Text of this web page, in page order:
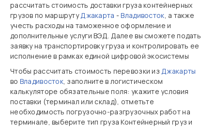
рассчитать стоимость доставки груза контейнерных
грузов по маршрутуДжакарта -Владивосток, а также
учесть расходы на таможенное оформление и
дополнительные услуги ВЭД. Далее вы сможете подать
заявку на транспортировку груза и контролировать ее
исполнение в рамках единой цифровой экосистемы
Чтобы рассчитать стоимость перевозки изДжакарты
во Владивосток, заполните в логистическом
калькуляторе обязательные поля: укажите условия
поставки (терминал или склад), отметьте
необходимость погрузочно‑разгрузочных работ на
терминале, выберите тип груза Контейнерный груз и